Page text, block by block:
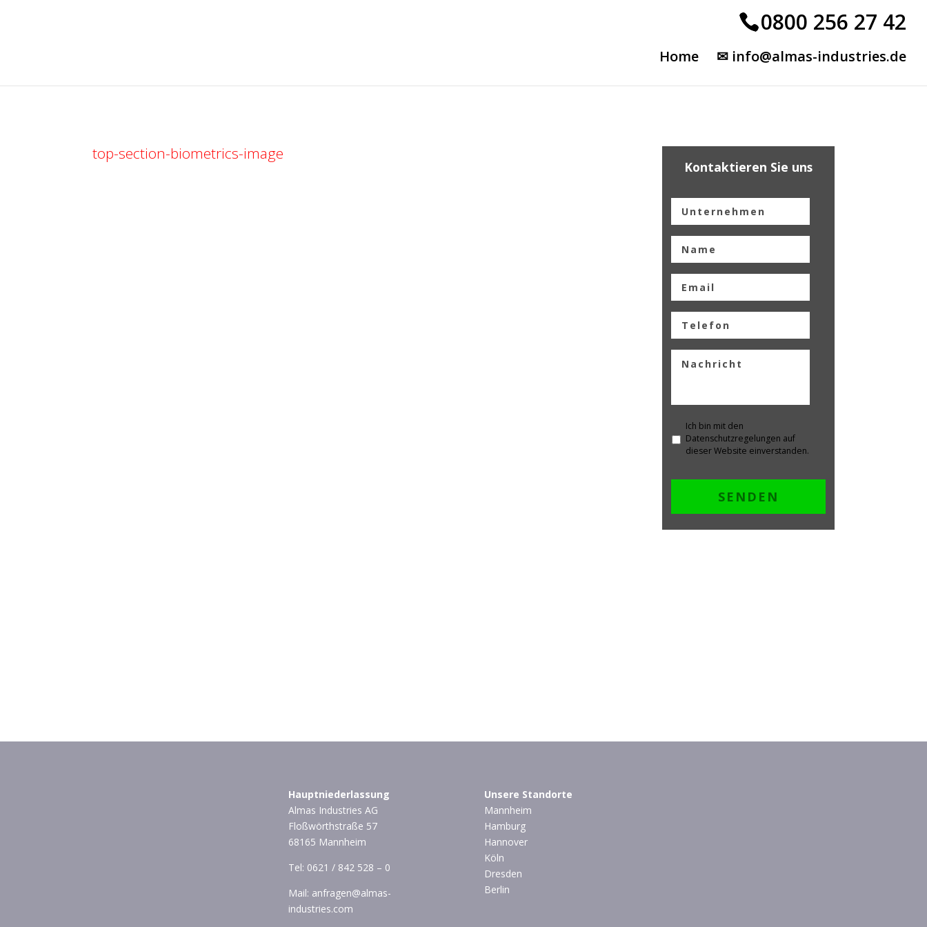
0800 256 27 42
Home ✉ info@almas-industries.de
top-section-biometrics-image
Kontaktieren Sie uns
Ich bin mit den
Datenschutzregelungen auf
dieser Website einverstanden.
Hauptniederlassung
Almas Industries AG
Floßwörthstraße 57
68165 Mannheim
Tel: 0621 / 842 528 – 0
Mail: anfragen@almas-
industries.com
Unsere Standorte
Mannheim
Hamburg
Hannover
Köln
Dresden
Berlin